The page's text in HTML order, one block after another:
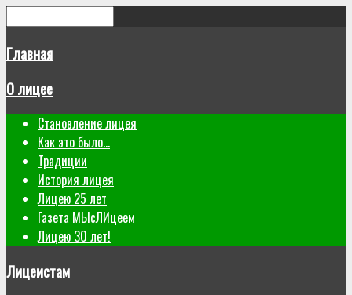
Главная
О лицее
Становление лицея
Как это было...
Традиции
История лицея
Лицею 25 лет
Газета МЫсЛИцеем
Лицею 30 лет!
Лицеистам